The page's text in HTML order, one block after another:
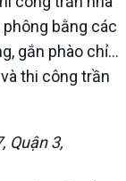
bằng các
gắn phào chỉ…
thi công trần
Quận 3,